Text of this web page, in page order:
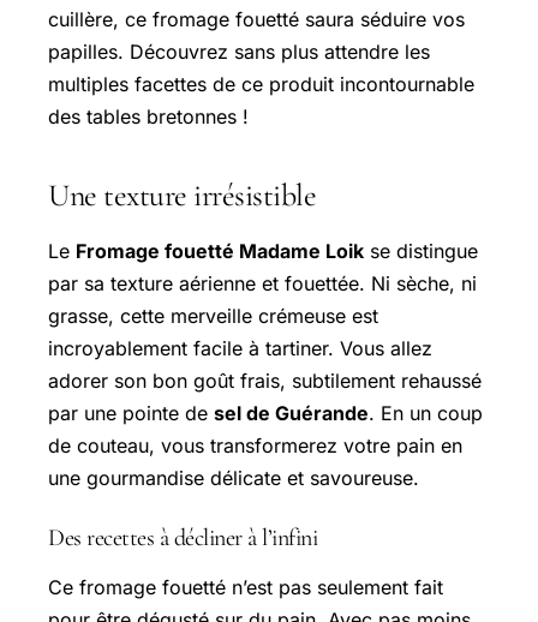
cuillère, ce fromage fouetté saura séduire vos
papilles. Découvrez sans plus attendre les
multiples facettes de ce produit incontournable
des tables bretonnes !
Une texture irrésistible
Le Fromage fouetté Madame Loik se distingue
par sa texture aérienne et fouettée. Ni sèche, ni
grasse, cette merveille crémeuse est
incroyablement facile à tartiner. Vous allez
adorer son bon goût frais, subtilement rehaussé
par une pointe de sel de Guérande. En un coup
de couteau, vous transformerez votre pain en
une gourmandise délicate et savoureuse.
Des recettes à décliner à l’infini
Ce fromage fouetté n’est pas seulement fait